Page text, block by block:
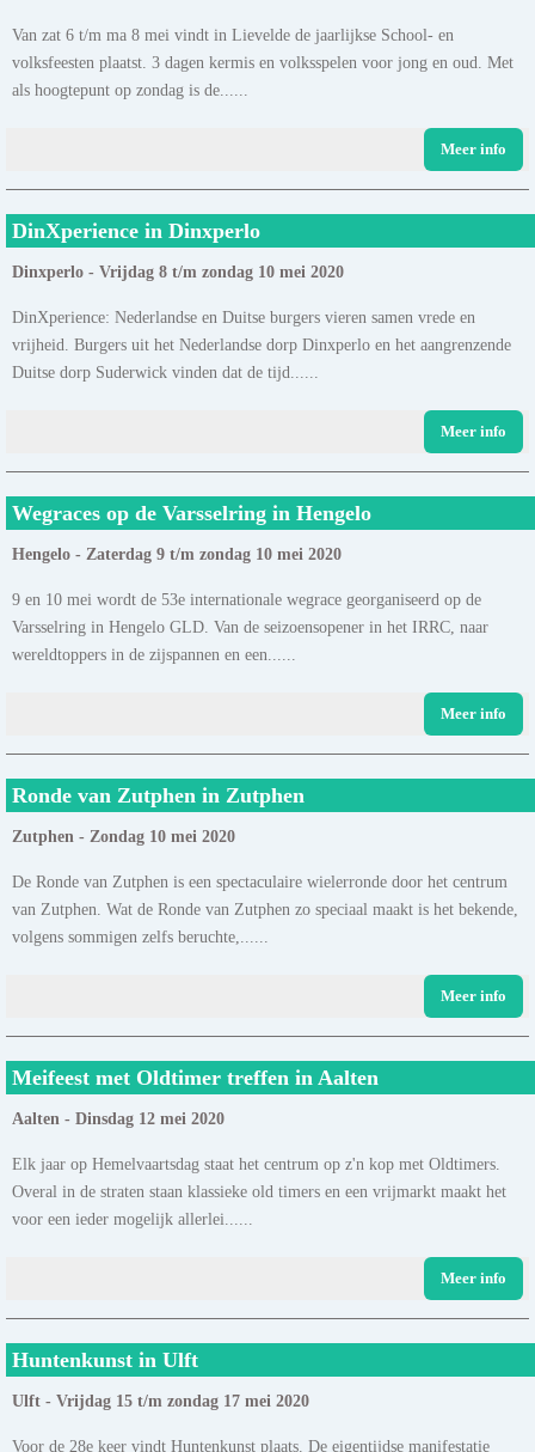
Van zat 6 t/m ma 8 mei vindt in Lievelde de jaarlijkse School- en
volksfeesten plaatst. 3 dagen kermis en volksspelen voor jong en oud. Met
als hoogtepunt op zondag is de......
Meer info
DinXperience in Dinxperlo
Dinxperlo - Vrijdag 8 t/m zondag 10 mei 2020
DinXperience: Nederlandse en Duitse burgers vieren samen vrede en
vrijheid. Burgers uit het Nederlandse dorp Dinxperlo en het aangrenzende
Duitse dorp Suderwick vinden dat de tijd......
Meer info
Wegraces op de Varsselring in Hengelo
Hengelo - Zaterdag 9 t/m zondag 10 mei 2020
9 en 10 mei wordt de 53e internationale wegrace georganiseerd op de
Varsselring in Hengelo GLD. Van de seizoensopener in het IRRC, naar
wereldtoppers in de zijspannen en een......
Meer info
Ronde van Zutphen in Zutphen
Zutphen - Zondag 10 mei 2020
De Ronde van Zutphen is een spectaculaire wielerronde door het centrum
van Zutphen. Wat de Ronde van Zutphen zo speciaal maakt is het bekende,
volgens sommigen zelfs beruchte,......
Meer info
Meifeest met Oldtimer treffen in Aalten
Aalten - Dinsdag 12 mei 2020
Elk jaar op Hemelvaartsdag staat het centrum op z'n kop met Oldtimers.
Overal in de straten staan klassieke old timers en een vrijmarkt maakt het
voor een ieder mogelijk allerlei......
Meer info
Huntenkunst in Ulft
Ulft - Vrijdag 15 t/m zondag 17 mei 2020
Voor de 28e keer vindt Huntenkunst plaats. De eigentijdse manifestatie